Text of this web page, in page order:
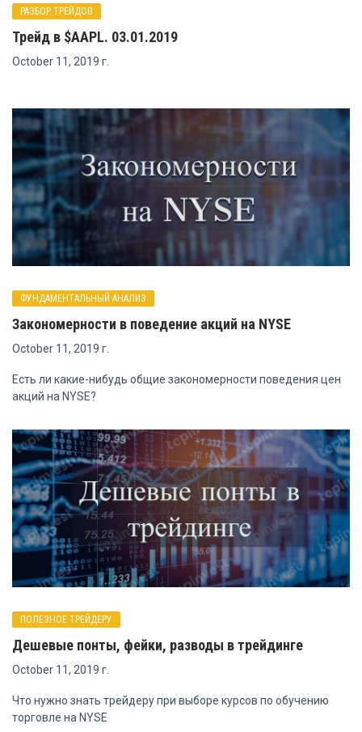
РАЗБОР ТРЕЙДОВ
Трейд в $AAPL. 03.01.2019
October 11, 2019 г.
ФУНДАМЕНТАЛЬНЫЙ АНАЛИЗ
Закономерности в поведение акций на NYSE
October 11, 2019 г.
Есть ли какие-нибудь общие закономерности поведения цен
акций на NYSE?
ПОЛЕЗНОЕ ТРЕЙДЕРУ
Дешевые понты, фейки, разводы в трейдинге
October 11, 2019 г.
Что нужно знать трейдеру при выборе курсов по обучению
торговле на NYSE